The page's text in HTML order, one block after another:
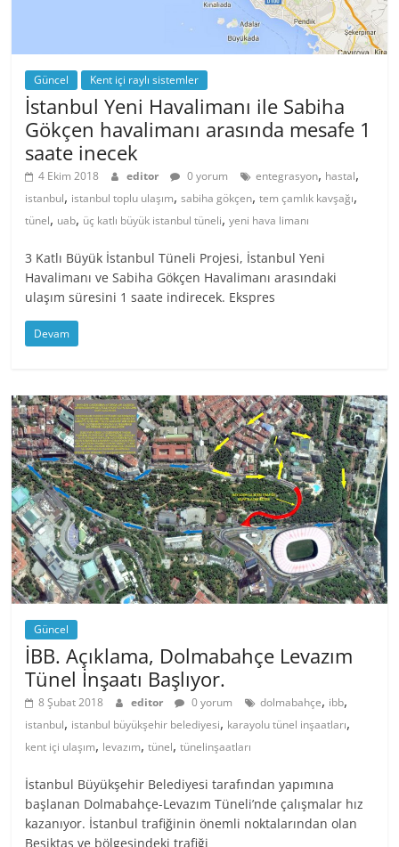
Güncel Kent içi raylı sistemler
İstanbul Yeni Havalimanı ile Sabiha
Gökçen havalimanı arasında mesafe 1
saate inecek
4 Ekim 2018 editor 0 yorum entegrasyon, hastal,
istanbul, istanbul toplu ulaşım,sabiha gökçen,tem çamlık kavşağı,
tünel, uab, üç katlı büyük istanbul tüneli,yeni hava limanı
3 Katlı Büyük İstanbul Tüneli Projesi, İstanbul Yeni
Havalimanı ve Sabiha Gökçen Havalimanı arasındaki
ulaşım süresini 1 saate indirecek. Ekspres
Devam
Güncel
İBB. Açıklama, Dolmabahçe Levazım
Tünel İnşaatı Başlıyor.
8 Şubat 2018 editor 0 yorum dolmabahçe, ibb,
istanbul, istanbul büyükşehir belediyesi, karayolu tünel inşaatları,
kent içi ulaşım, levazım,tünel,tünelinşaatları
İstanbul Büyükşehir Belediyesi tarafından yapımına
başlanan Dolmabahçe-Levazım Tüneli’nde çalışmalar hız
kazanıyor. İstanbul trafiğinin önemli noktalarından olan
Beşiktaş ve bölgesindeki trafiği